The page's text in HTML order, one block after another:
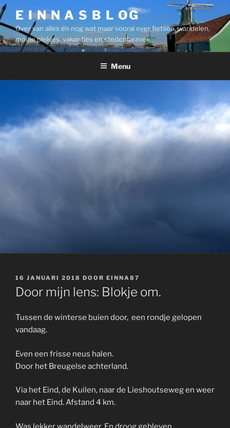
Ga
naar
de
inhoud
E I N N A S B L OG
Over van alles en nog wat maar vooral over fietsen, wandelen,
mooie plekjes, vakanties en stedenbezoek.
Menu
GEPLAATST
OP
16 JANUARI 2018 DOOR EINNA87
Door mijn lens: Blokje om.
Tussen de winterse buien door, een rondje gelopen
vandaag.
Even een frisse neus halen.
Door het Breugelse achterland.
Via het Eind, de Kuilen, naar de Lieshoutseweg en weer
naar het Eind. Afstand 4 km.